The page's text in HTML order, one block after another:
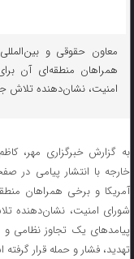
معاون حقوقی و
همراهان منطقه‌ای آن
امنیت، نشان‌دهنده تلاش
به گزارش خبرگزاری مهر،
خارجه با انتشار پیامی در
آمریکا و برخی همراهان
شورای امنیت، نشان‌دهنده
پیامدهای یک تجاوز نظامی و
تهدید، فشار و حمله قرار گرفته